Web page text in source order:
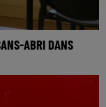
ABRI DANS